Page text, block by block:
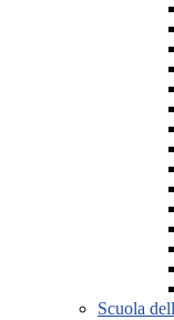
Scuola